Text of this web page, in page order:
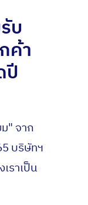
บ
ค้า
ปี
" จาก
บริษัทฯ
ราเป็น